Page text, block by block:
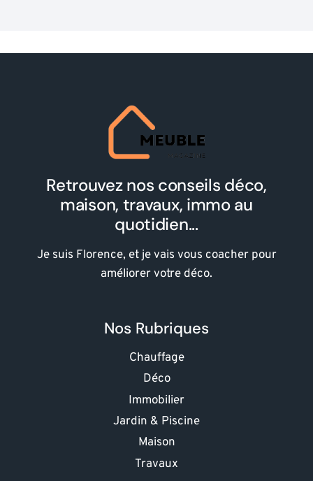
Retrouvez nos conseils déco,
maison, travaux, immo au
quotidien...
Je suis Florence, et je vais vous coacher pour
améliorer votre déco.
Nos Rubriques
Chauffage
Déco
Immobilier
Jardin & Piscine
Maison
Travaux